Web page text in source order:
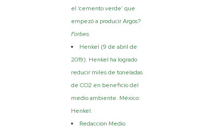
el ‘cemento verde’ que
empezó a producir Argos?
Forbes.
Henkel (9 de abril de
2019). Henkel ha logrado
reducir miles de toneladas
de CO2 en beneficio del
medio ambiente. México:
Henkel.
Redacción Medio